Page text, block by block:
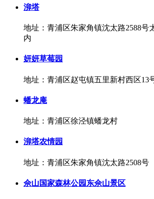
泖塔
地址：青浦区朱家角镇沈太路2588号
内
妍妍草莓园
地址：青浦区赵屯镇五里新村西区13
蟠龙庵
地址：青浦区徐泾镇蟠龙村
泖塔农情园
地址：青浦区朱家角镇沈太路2508号
佘山国家森林公园东佘山景区